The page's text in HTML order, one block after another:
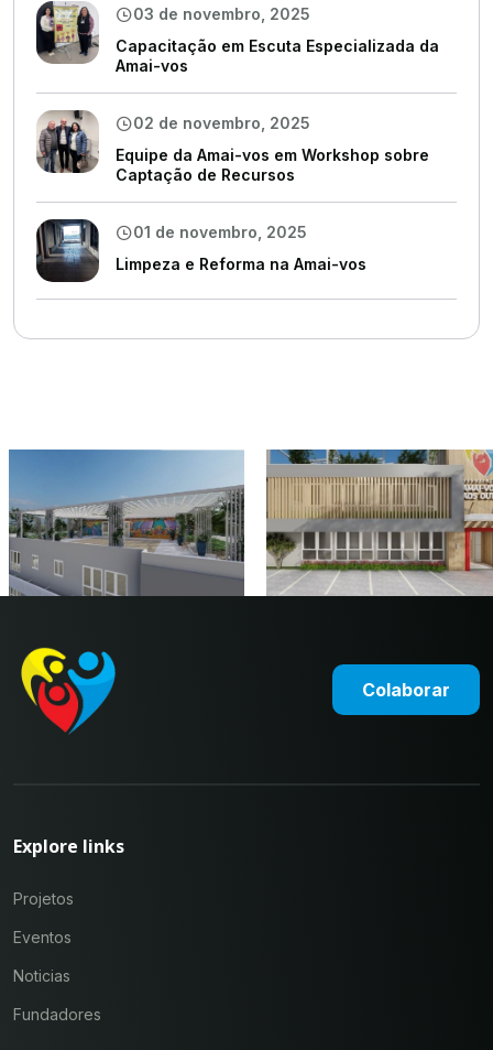
03 de novembro, 2025
Capacitação em Escuta Especializada da
Amai-vos
02 de novembro, 2025
Equipe da Amai-vos em Workshop sobre
Captação de Recursos
01 de novembro, 2025
Limpeza e Reforma na Amai-vos
Colaborar
Explore links
Projetos
Eventos
Noticias
Fundadores